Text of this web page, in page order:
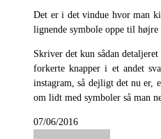
Det er i det vindue hvor man
lignende symbole oppe til højre
Skriver det kun sådan
forkerte knapper i et andet
instagram, så dejligt det nu er,
om lidt med symboler så man
07/06/2016